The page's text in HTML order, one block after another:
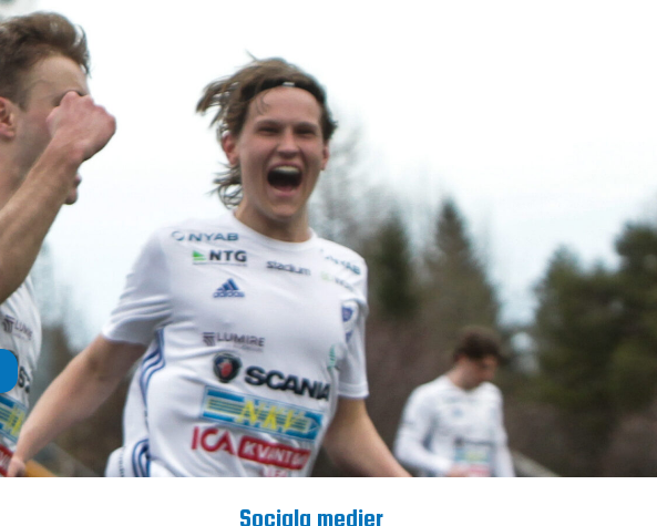
Sociala medier